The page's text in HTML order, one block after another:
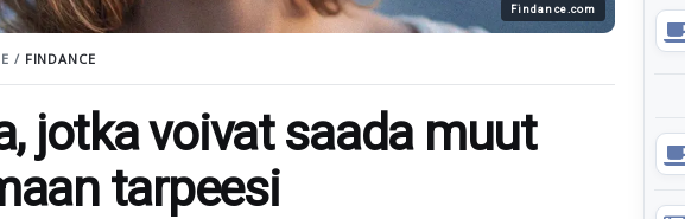
Findance.com
/ FINDANCE
jotka voivat saada muut
tarpeesi